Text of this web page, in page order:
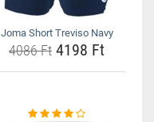
Joma Short Treviso Navy
4086 Ft 4198 Ft